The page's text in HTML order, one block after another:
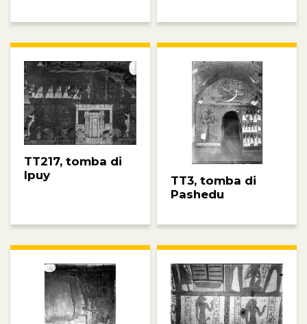
TT217, tomba di
Ipuy
TT3, tomba di
Pashedu